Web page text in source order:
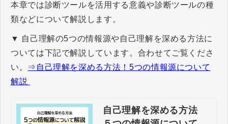
本章では診断ツールを活用する意義や診断ツールの種
類などについて解説します。
▼ 自己理解の5つの情報源や自己理解を深める方法に
ついては下記で解説しています。合わせてご覧くださ
い。
⇒自己理解を深める方法！5つの情報源について
解説
自己理解を深める方法